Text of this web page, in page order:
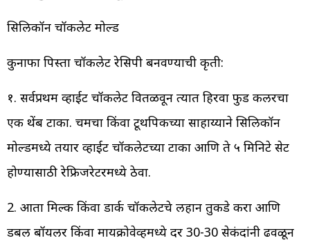
सिलिकॉन चॉकलेट मोल्ड
कुनाफा पिस्ता चॉकलेट रेसिपी बनवण्याची कृती:
१. सर्वप्रथम व्हाईट चॉकलेट वितळवून त्यात हिरवा फुड कलरचा
एक थेंब टाका. चमचा किंवा टूथपिकच्या साहाय्याने सिलिकॉन
मोल्डमध्ये तयार व्हाईट चॉकलेटच्या टाका आणि ते ५ मिनिटे सेट
होण्यासाठी रेफ्रिजरेटरमध्ये ठेवा.
2. आता मिल्क किंवा डार्क चॉकलेटचे लहान तुकडे करा आणि
डबल बॉयलर किंवा मायक्रोवेव्हमध्ये दर 30-30 सेकंदांनी ढवळून